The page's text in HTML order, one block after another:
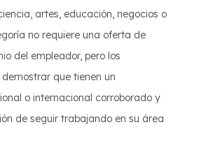
artes, educación, negocios o
no requiere una oferta de
del empleador, pero los
que tienen un
o internacional corroborado y
de seguir trabajando en su área